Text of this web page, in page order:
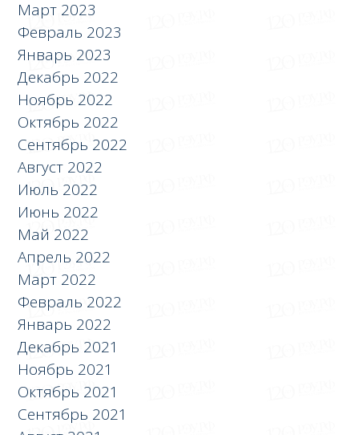
Март 2023
Февраль 2023
Январь 2023
Декабрь 2022
Ноябрь 2022
Октябрь 2022
Сентябрь 2022
Август 2022
Июль 2022
Июнь 2022
Май 2022
Апрель 2022
Март 2022
Февраль 2022
Январь 2022
Декабрь 2021
Ноябрь 2021
Октябрь 2021
Сентябрь 2021